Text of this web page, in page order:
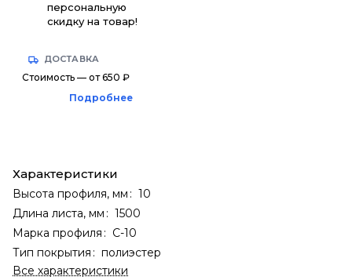
персональную
скидку на товар!
ДОСТАВКА
Стоимость — от 650 ₽
Подробнее
Характеристики
Высота профиля, мм : 10
Длина листа, мм : 1500
Марка профиля : С-10
Тип покрытия : полиэстер
Все характеристики